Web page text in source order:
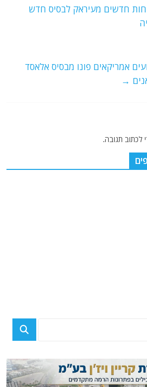
er
e
k
חדשים מעיראק לבסיס חדש
אמריקאים פונו מבסיס אלאסד
→
לכתוב תגובה.